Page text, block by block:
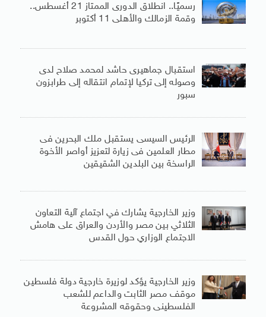
رسميًا.. انطلاق الدورى الممتاز 21 أغسطس..
وقمة الزمالك والأهلى 11 أكتوبر
استقبال جماهيرى حاشد لمحمد صلاح لدى
وصوله إلى تركيا لإتمام انتقاله إلى طرابزون
سبور
الرئيس السيسى يستقبل ملك البحرين فى
مطار العلمين فى زيارة لتعزيز أواصر الأخوة
الراسخة بين البلدين الشقيقين
وزير الخارجية يشارك في اجتماع آلية التعاون
الثلاثي بين مصر والأردن والعراق على هامش
الاجتماع الوزاري حول القدس
وزير الخارجية يؤكد لوزيرة خارجية دولة فلسطين
موقف مصر الثابت والداعم للشعب
الفلسطينى وحقوقه المشروعة